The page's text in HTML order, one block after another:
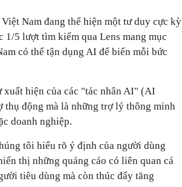
Nam đang thể hiện một tư duy cực kỳ
5 lượt tìm kiếm qua Lens mang mục
có thể tận dụng AI để biến mỗi bức
hiện của các "tác nhân AI" (AI
động mà là những trợ lý thông minh
doanh nghiệp.
tôi hiểu rõ ý định của người dùng
thị những quảng cáo có liên quan cá
tiêu dùng mà còn thúc đẩy tăng